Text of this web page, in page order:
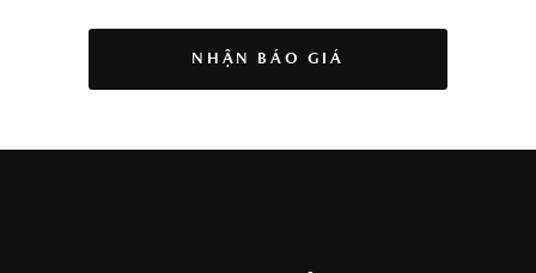
NHẬN BÁO GIÁ